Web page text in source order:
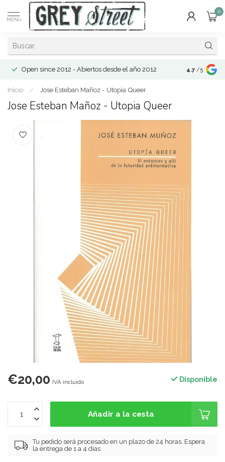
MENÚ
0
Open since 2012 - Abiertos desde el año 2012 4.7 /5
Inicio / Jose Esteban Mañoz - Utopia Queer
Jose Esteban Mañoz - Utopia Queer
€20,00 IVA incluido Disponible
Añadir a la cesta
Tu pedido será procesado en un plazo de 24 horas. Espera
la entrega de 1 a 4 días